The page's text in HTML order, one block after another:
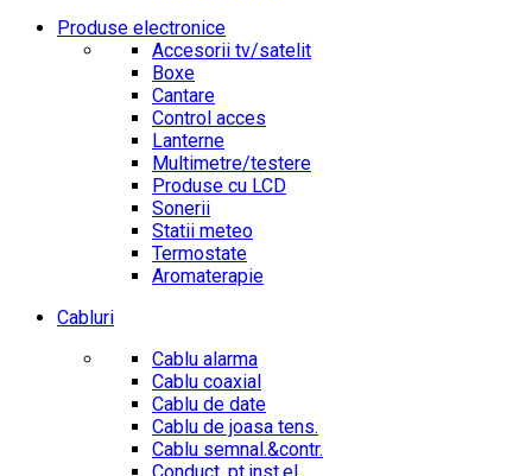
Produse electronice
Accesorii tv/satelit
Boxe
Cantare
Control acces
Lanterne
Multimetre/testere
Produse cu LCD
Sonerii
Statii meteo
Termostate
Aromaterapie
Cabluri
Cablu alarma
Cablu coaxial
Cablu de date
Cablu de joasa tens.
Cablu semnal.&contr.